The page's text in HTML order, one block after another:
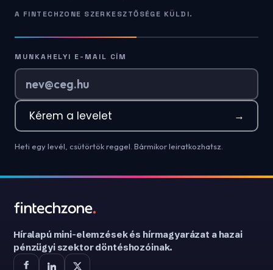
A FINTECHZONE SZERKESZTŐSÉGE KÜLDI.
MUNKAHELYI E-MAIL CÍM
Kérem a levelet →
Heti egy levél, csütörtök reggel. Bármikor leiratkozhatsz.
Híralapú mini-elemzések és hírmagyarázat a hazai
pénzügyi szektor döntéshozóinak.